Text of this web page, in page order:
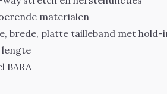
materialen
brede, platte tailleband met hold-
lengte
BARA